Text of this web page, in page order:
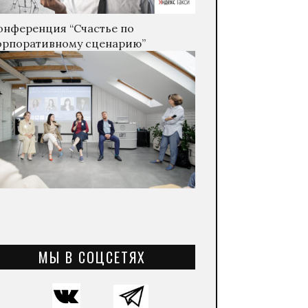
“Счастье по
сценарию”
МЫ В СОЦСЕТЯХ